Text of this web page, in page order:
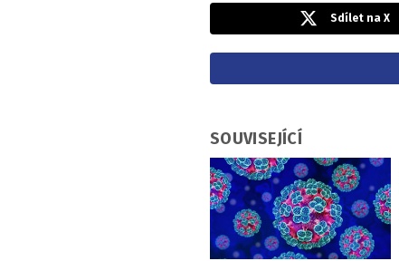
Sdílet na X
SOUVISEJÍCÍ